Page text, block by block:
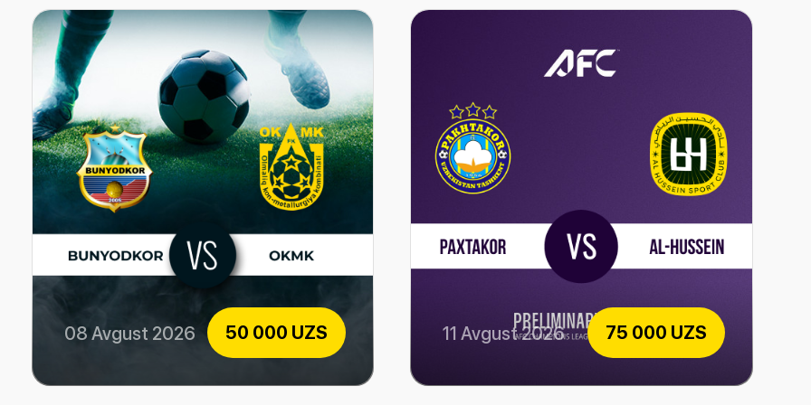
50 000 UZS
Bunyodkor vs OKMK
08 Avgust 2026 75 000 UZS
Paxtakor vs Al-Hussein
11 Avgust 2026